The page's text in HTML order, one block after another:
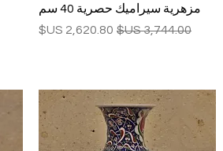
العرض السريع
مزهرية سيراميك حصرية 40 سم
سعر عادي
سعر البيع